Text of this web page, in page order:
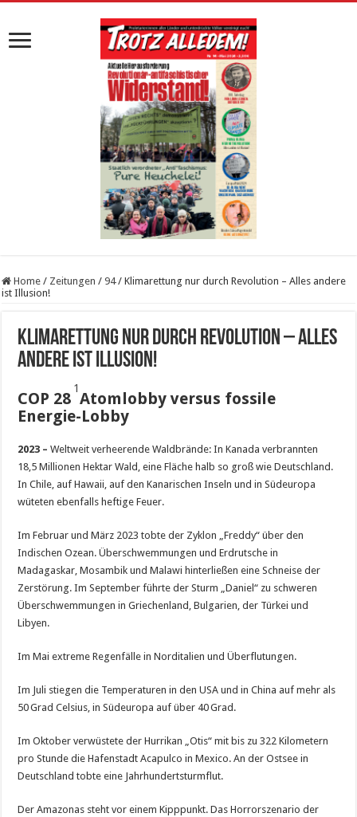
Home / Zeitungen / 94 / Klimarettung nur durch Revolution – Alles andere
ist Illusion!
Klimarettung nur durch Revolution – Alles
andere ist Illusion!
COP 28
1
Atomlobby versus fossile
Energie-Lobby
2023 – Weltweit verheerende Waldbrände: In Kanada verbrannten
18,5 Millionen Hektar Wald, eine Fläche halb so groß wie Deutschland.
In Chile, auf Hawaii, auf den Kanarischen Inseln und in Südeuropa
wüteten ebenfalls heftige Feuer.
Im Februar und März 2023 tobte der Zyklon „Freddy“ über den
Indischen Ozean. Überschwemmungen und Erdrutsche in
Madagaskar, Mosambik und Malawi hinterließen eine Schneise der
Zerstörung. Im September führte der Sturm „Daniel“ zu schweren
Überschwemmungen in Griechenland, Bulgarien, der Türkei und
Libyen.
Im Mai extreme Regenfälle in Norditalien und Überflutungen.
Im Juli stiegen die Temperaturen in den USA und in China auf mehr als
50 Grad Celsius, in Südeuropa auf über 40 Grad.
Im Oktober verwüstete der Hurrikan „Otis“ mit bis zu 322 Kilometern
pro Stunde die Hafenstadt Acapulco in Mexico. An der Ostsee in
Deutschland tobte eine Jahrhundertsturmflut.
Der Amazonas steht vor einem Kipppunkt. Das Horrorszenario der